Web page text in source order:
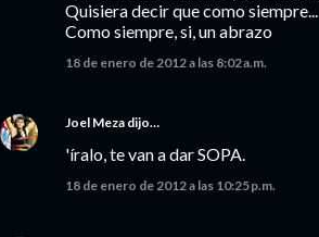
Quisiera decir que como siempre...
Como siempre, si, un abrazo
18 de enero de 2012 a las 8:02 a.m.
Joel Meza dijo…
'íralo, te van a dar SOPA.
18 de enero de 2012 a las 10:25 p.m.